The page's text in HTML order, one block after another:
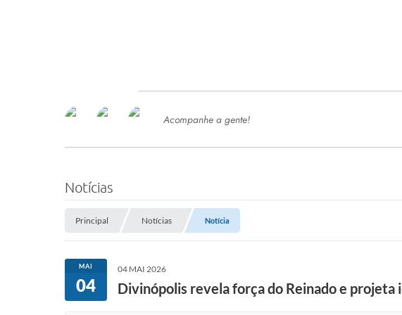
SERVIÇOS
SEMED
Processo de Contratação -
Concursos e Processos Seletivos
Esporte
Acompanhe a gente!
Notícias
Principal Notícias Notícia
MAI
04
04 MAI 2026
Divinópolis revela força do Reinado e